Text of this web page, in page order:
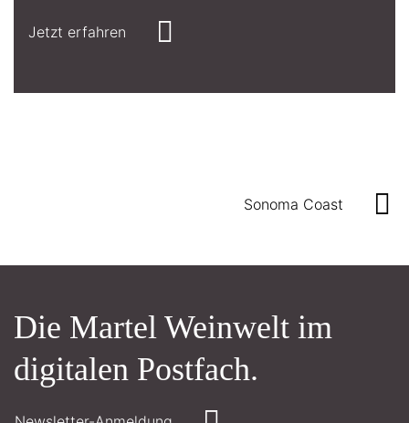
Jetzt erfahren
Sonoma Coast
Die Martel Weinwelt im
digitalen Postfach.